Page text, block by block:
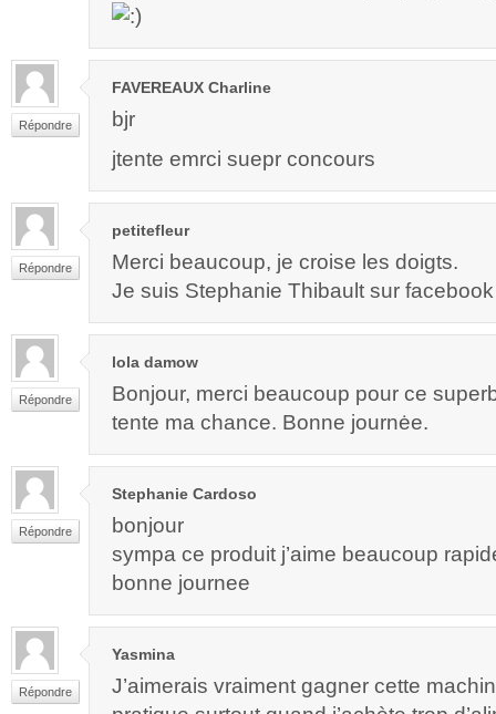
Répondre
FAVEREAUX Charline
bjr
jtente emrci suepr concours
Répondre
petitefleur
Merci beaucoup, je croise les doigts.
Je suis Stephanie Thibault sur facebook
Répondre
lola damow
Bonjour, merci beaucoup pour ce
tente ma chance. Bonne journėe.
Répondre
Stephanie Cardoso
bonjour
sympa ce produit j’aime beaucoup
bonne journee
Répondre
Yasmina
J’aimerais vraiment gagner cette